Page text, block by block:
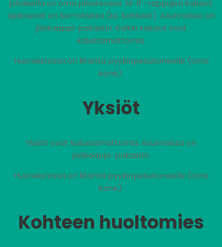
jokaisella on oma pihaterassi. M-R -rappujen kaksiot
sijaitsevat eri kerroksissa (ks. kohteet). Asunnoissa on
jääkaappi-pakastin. Kaikki kaksiot ovat
kalustamattomia.
Huoneistossa on liitäntä pyykinpesukoneelle (oma
kone).
Yksiöt
Yksiöt ovat kalustamattomia. Asunnoissa on
jääkaappi-pakastin.
Huoneistossa on liitäntä pyykinpesukoneelle (oma
kone).
Kohteen huoltomies